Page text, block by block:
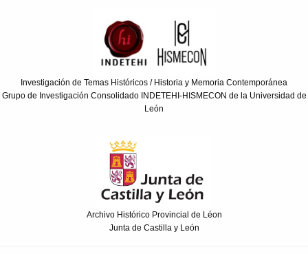
Investigación de Temas Históricos / Historia y Memoria Contemporánea
Grupo de Investigación Consolidado INDETEHI-HISMECON de la Universidad de
León
Archivo Histórico Provincial de Léon
Junta de Castilla y León